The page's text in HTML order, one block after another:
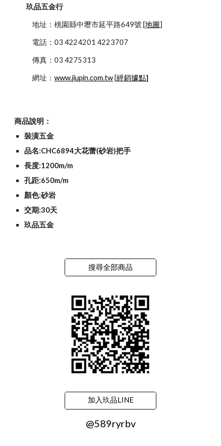
玖品五金行
            地址：桃園縣中壢市延平路649號 [
地圖]
            電話：03 4224201 4223707
            傳真：03 4275313
            網址：
www.jiupin.com.tw [經銷據點]
商品說明：
裝潢五金
品名:CHC6894大花蕾(砂岩)把手
長度:1200m/m
孔距:650m/m
顏色:砂岩
交期:30天
玖品五金
搜尋全部商品
加入玖品LINE
@589ryrbv